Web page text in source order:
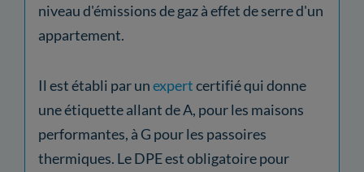
niveau d'émissions de gaz à effet de serre d'un
appartement.
Il est établi par unexpertcertifié qui donne
une étiquette allant de A, pour les maisons
performantes, à G pour les passoires
thermiques. Le DPE est obligatoire pour